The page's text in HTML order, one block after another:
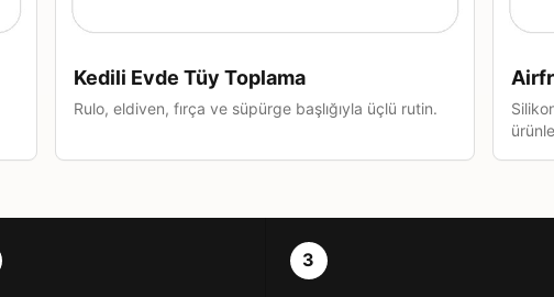
Kedili Evde Tüy Toplama
Rulo, eldiven, fırça ve süpürge başlığıyla üçlü rutin.
3